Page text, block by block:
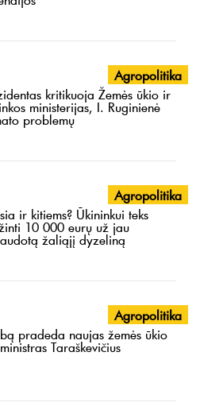
Agropolitika
kritikuoja Žemės ūkio ir
ministerijas, I. Ruginienė
problemų
Agropolitika
ir kitiems? Ūkininkui teks
10 000 eurų už jau
žaliąjį dyzeliną
Agropolitika
pradeda naujas žemės ūkio
Taraškevičius